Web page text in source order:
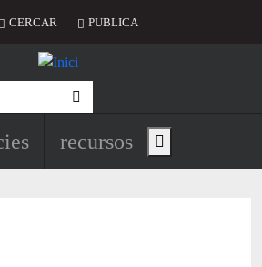
del compte d'usuari
CERCAR PUBLICA
principal de
recursos Show main menu